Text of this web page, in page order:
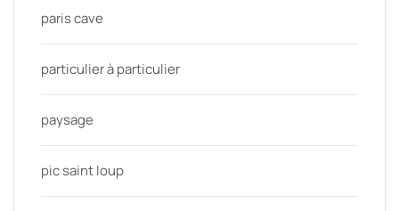
paris cave
particulier à particulier
paysage
pic saint loup